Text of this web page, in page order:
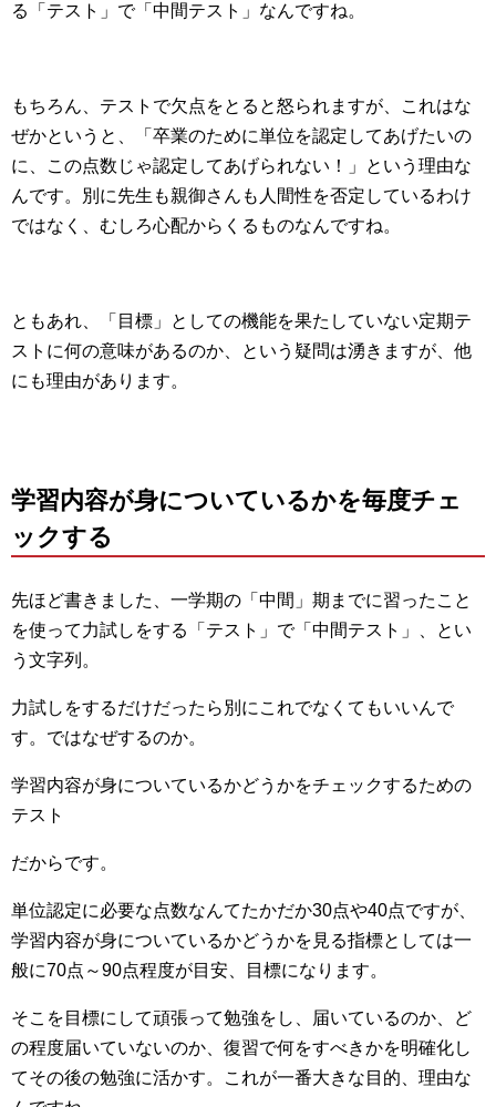
る「テスト」で「中間テスト」なんですね。
もちろん、テストで欠点をとると怒られますが、これはな
ぜかというと、「卒業のために単位を認定してあげたいの
に、この点数じゃ認定してあげられない！」という理由な
んです。別に先生も親御さんも人間性を否定しているわけ
ではなく、むしろ心配からくるものなんですね。
ともあれ、「目標」としての機能を果たしていない定期テ
ストに何の意味があるのか、という疑問は湧きますが、他
にも理由があります。
学習内容が身についているかを毎度チェ
ックする
先ほど書きました、一学期の「中間」期までに習ったこと
を使って力試しをする「テスト」で「中間テスト」、とい
う文字列。
力試しをするだけだったら別にこれでなくてもいいんで
す。ではなぜするのか。
学習内容が身についているかどうかをチェックするための
テスト
だからです。
単位認定に必要な点数なんてたかだか30点や40点ですが、
学習内容が身についているかどうかを見る指標としては一
般に70点～90点程度が目安、目標になります。
そこを目標にして頑張って勉強をし、届いているのか、ど
の程度届いていないのか、復習で何をすべきかを明確化し
てその後の勉強に活かす。これが一番大きな目的、理由な